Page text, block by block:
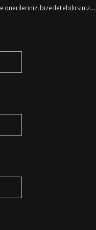
önerilerinizi bize iletebilirsiniz…